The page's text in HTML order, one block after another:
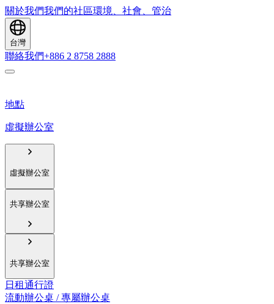
關於我們我們的社區環境、社會、管治
台灣
聯絡我們+886 2 8758 2888
地點
虛擬辦公室
虛擬辦公室
共享辦公室
共享辦公室
日租通行證
流動辦公桌 / 專屬辦公桌